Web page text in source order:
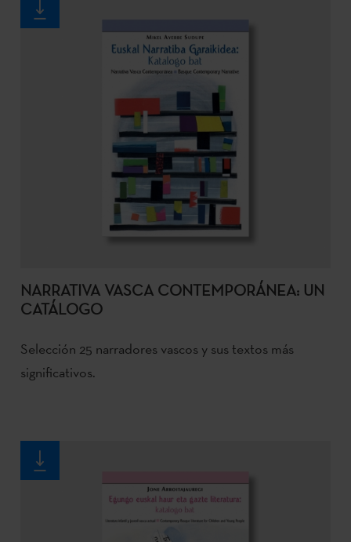
NARRATIVA VASCA CONTEMPORÁNEA: UN
CATÁLOGO
Selección 25 narradores vascos y sus textos más
significativos.